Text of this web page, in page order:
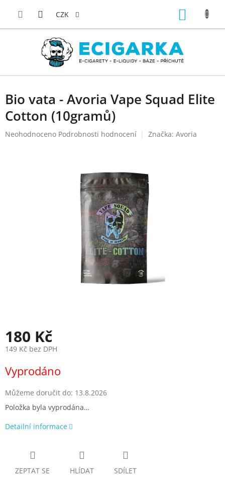
CZK
Bio vata - Avoria Vape Squad Elite
Cotton (10gramů)
Průměrné
Neohodnoceno Podrobnosti hodnocení Značka: Avoria
180 Kč
149 Kč bez DPH
cena:
Vyprodáno
Můžeme doručit do: 13.8.2026
Položka byla vyprodána…
Detailní informace
ZEPTAT SE HLÍDAT SDÍLET